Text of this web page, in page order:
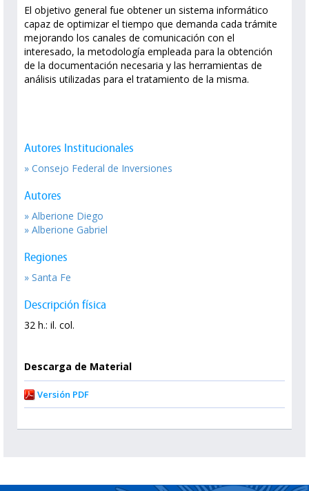
El objetivo general fue obtener un sistema informático
capaz de optimizar el tiempo que demanda cada trámite
mejorando los canales de comunicación con el
interesado, la metodología empleada para la obtención
de la documentación necesaria y las herramientas de
análisis utilizadas para el tratamiento de la misma.
Autores Institucionales
» Consejo Federal de Inversiones
Autores
» Alberione Diego
» Alberione Gabriel
Regiones
» Santa Fe
Descripción física
32 h.: il. col.
Descarga de Material
Versión PDF